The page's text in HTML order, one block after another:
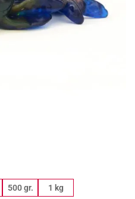
500 gr. 1 kg